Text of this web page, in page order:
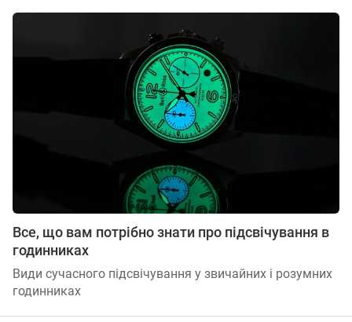
Все, що вам потрібно знати про підсвічування в
годинниках
Види сучасного підсвічування у звичайних і розумних
годинниках